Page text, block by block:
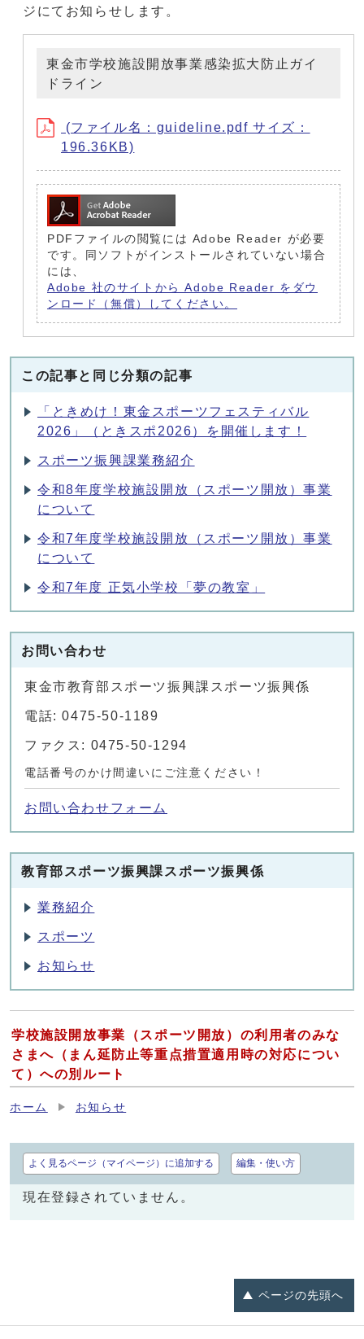
ジにてお知らせします。
東金市学校施設開放事業感染拡大防止ガイ
ドライン
(ファイル名：guideline.pdf サイズ：
196.36KB)
PDFファイルの閲覧には Adobe Reader が必要
です。同ソフトがインストールされていない場合
には、
Adobe 社のサイトから Adobe Reader をダウ
ンロード（無償）してください。
この記事と同じ分類の記事
「ときめけ！東金スポーツフェスティバル
2026」（ときスポ2026）を開催します！
スポーツ振興課業務紹介
令和8年度学校施設開放（スポーツ開放）事業
について
令和7年度学校施設開放（スポーツ開放）事業
について
令和7年度 正気小学校「夢の教室」
お問い合わせ
東金市教育部スポーツ振興課スポーツ振興係
電話: 0475-50-1189
ファクス: 0475-50-1294
電話番号のかけ間違いにご注意ください！
お問い合わせフォーム
教育部スポーツ振興課スポーツ振興係
業務紹介
スポーツ
お知らせ
学校施設開放事業（スポーツ開放）の利用者のみな
さまへ（まん延防止等重点措置適用時の対応につい
て）への別ルート
ホーム お知らせ
よく見るページ（マイページ）に追加する 編集・使い方
現在登録されていません。
ページの先頭へ